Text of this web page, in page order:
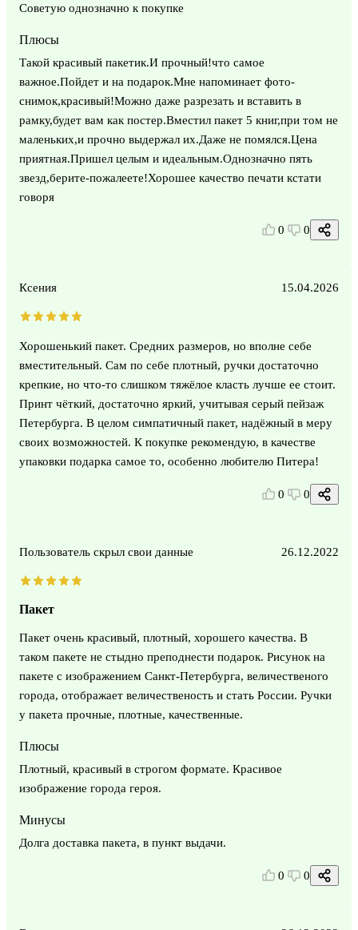
Советую однозначно к покупке
Плюсы
Такой красивый пакетик.И прочный!что самое
важное.Пойдет и на подарок.Мне напоминает фото-
снимок,красивый!Можно даже разрезать и вставить в
рамку,будет вам как постер.Вместил пакет 5 книг,при том не
маленьких,и прочно выдержал их.Даже не помялся.Цена
приятная.Пришел целым и идеальным.Однозначно пять
звезд,берите-пожалеете!Хорошее качество печати кстати
говоря
0 0
Ксения 15.04.2026
Хорошенький пакет. Средних размеров, но вполне себе
вместительный. Сам по себе плотный, ручки достаточно
крепкие, но что-то слишком тяжёлое класть лучше ее стоит.
Принт чёткий, достаточно яркий, учитывая серый пейзаж
Петербурга. В целом симпатичный пакет, надёжный в меру
своих возможностей. К покупке рекомендую, в качестве
упаковки подарка самое то, особенно любителю Питера!
0 0
Пользователь скрыл свои данные 26.12.2022
Пакет
Пакет очень красивый, плотный, хорошего качества. В
таком пакете не стыдно преподнести подарок. Рисунок на
пакете с изображением Санкт-Петербурга, величественого
города, отображает величественость и стать России. Ручки
у пакета прочные, плотные, качественные.
Плюсы
Плотный, красивый в строгом формате. Красивое
изображение города героя.
Минусы
Долга доставка пакета, в пункт выдачи.
0 0